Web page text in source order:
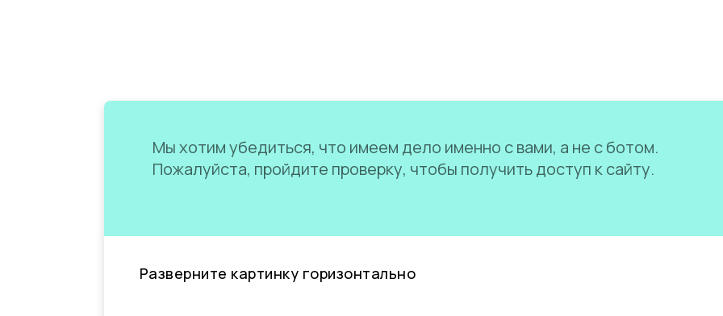
Мы хотим убедиться, что имеем дело именно с вами, а не с ботом.
Пожалуйста, пройдите проверку, чтобы получить доступ к сайту.
Разверните картинку горизонтально